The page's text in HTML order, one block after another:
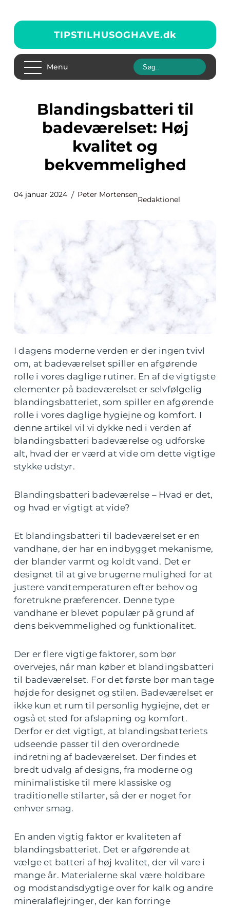
TIPSTILHUSOGHAVE.dk
Menu
Blandingsbatteri til
badeværelset: Høj
kvalitet og
bekvemmelighed
04 januar 2024 Peter Mortensen
Redaktionel
I dagens moderne verden er der ingen tvivl
om, at badeværelset spiller en afgørende
rolle i vores daglige rutiner. En af de vigtigste
elementer på badeværelset er selvfølgelig
blandingsbatteriet, som spiller en afgørende
rolle i vores daglige hygiejne og komfort. I
denne artikel vil vi dykke ned i verden af
blandingsbatteri badeværelse og udforske
alt, hvad der er værd at vide om dette vigtige
stykke udstyr.
Blandingsbatteri badeværelse – Hvad er det,
og hvad er vigtigt at vide?
Et blandingsbatteri til badeværelset er en
vandhane, der har en indbygget mekanisme,
der blander varmt og koldt vand. Det er
designet til at give brugerne mulighed for at
justere vandtemperaturen efter behov og
foretrukne præferencer. Denne type
vandhane er blevet populær på grund af
dens bekvemmelighed og funktionalitet.
Der er flere vigtige faktorer, som bør
overvejes, når man køber et blandingsbatteri
til badeværelset. For det første bør man tage
højde for designet og stilen. Badeværelset er
ikke kun et rum til personlig hygiejne, det er
også et sted for afslapning og komfort.
Derfor er det vigtigt, at blandingsbatteriets
udseende passer til den overordnede
indretning af badeværelset. Der findes et
bredt udvalg af designs, fra moderne og
minimalistiske til mere klassiske og
traditionelle stilarter, så der er noget for
enhver smag.
En anden vigtig faktor er kvaliteten af
blandingsbatteriet. Det er afgørende at
vælge et batteri af høj kvalitet, der vil vare i
mange år. Materialerne skal være holdbare
og modstandsdygtige over for kalk og andre
mineralaflejringer, der kan forringe